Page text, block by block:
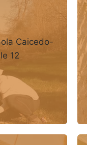
Caicedo-
12